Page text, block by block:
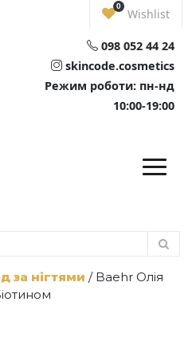
0
Wishlist
098 052 44 24
skincode.cosmetics
Режим роботи: пн-нд
10:00-19:00
за нігтями / Baehr Олія